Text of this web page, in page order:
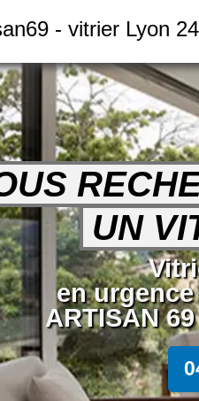
- vitrier Lyon
UN
en
ARTISAN